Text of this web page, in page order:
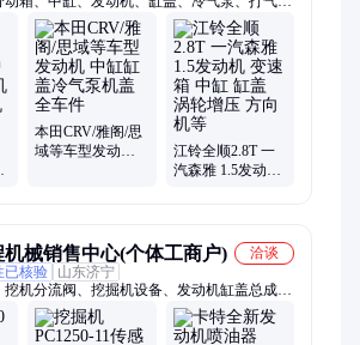
镜、电子扇、方向机、助力泵、涡轮增压、发
震器、大灯、车门、传动轴、差速器、逆变
桥、大修包、凸轮轴
本田CRV/雅阁/思
域等车型发动机
江铃全顺2.8T 一
汽森雅 1.5发动机
械销售中心(个体工商户)
洽谈
已核验
山东济宁
挖机分流阀、挖掘机设备、发动机缸盖总成、
程机械配件、挖掘机配件设、挖机风扇马达、
机电脑显示屏、挖掘机快换接头、挖机涡轮增